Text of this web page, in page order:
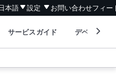
本語 設定 お問い合わせフィー
サービスガイド デベロッパ